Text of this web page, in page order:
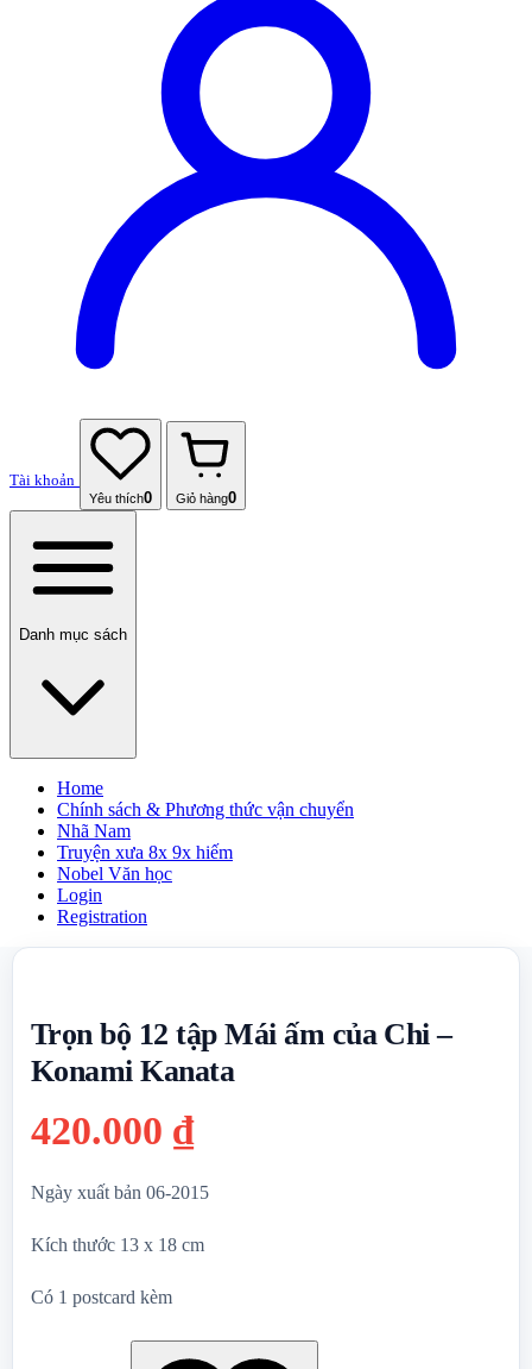
Tài khoản
Yêu thích0 Giỏ hàng0
Danh mục sách
Home
Chính sách & Phương thức vận chuyển
Nhã Nam
Truyện xưa 8x 9x hiếm
Nobel Văn học
Login
Registration
Trọn bộ 12 tập Mái ấm của Chi –
Konami Kanata
420.000 ₫
Ngày xuất bản 06-2015
Kích thước 13 x 18 cm
Có 1 postcard kèm